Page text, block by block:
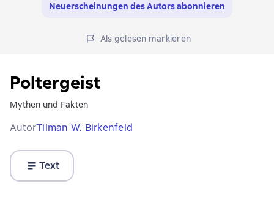
Neuerscheinungen des Autors abonnieren
Als gelesen markieren
Poltergeist
Mythen und Fakten
AutorTilman W. Birkenfeld
Text